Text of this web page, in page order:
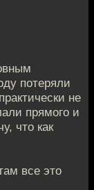
потеряли
не
прямого и
что как
все это